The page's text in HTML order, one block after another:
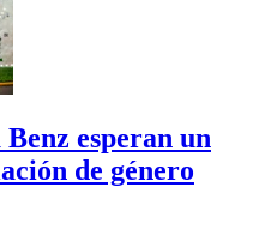
esperan un
de género